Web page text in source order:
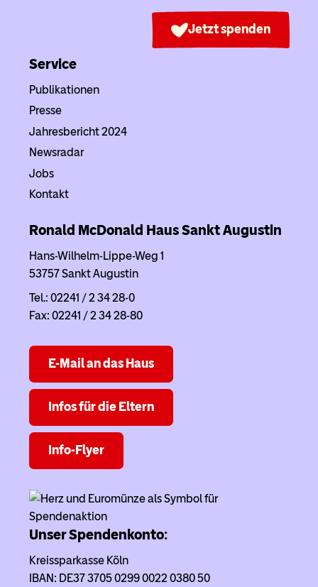
Jetzt spenden
Service
Publikationen
Presse
Jahresbericht 2024
Newsradar
Jobs
Kontakt
Ronald McDonald HausSankt Augustin
Hans-Wilhelm-Lippe-Weg 1
53757 Sankt Augustin
Tel.: 02241 / 2 34 28-0
Fax: 02241 / 2 34 28-80
E-Mail an das Haus
Infos für die Eltern
Info-Flyer
Unser Spendenkonto:
Kreissparkasse Köln
IBAN: DE37 3705 0299 0022 0380 50